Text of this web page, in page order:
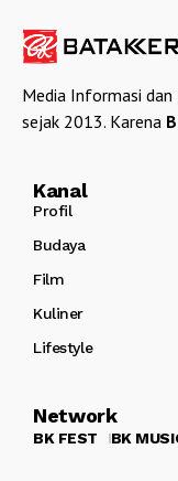
Media Informasi
sejak 2013. Karena
Kanal
Profil
Budaya
Film
Kuliner
Lifestyle
Network
BK FEST BK